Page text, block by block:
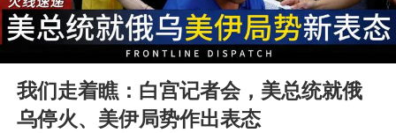
中国籍豪华游艇富商之子在泰国被杀
白海豚北上或致京津冀暴雨
美将每月供乌爱国者拦截导弹
Play
00:00 02:00
我们走着瞧：白宫记者会，美总统就俄
乌停火、美伊局势作出表态